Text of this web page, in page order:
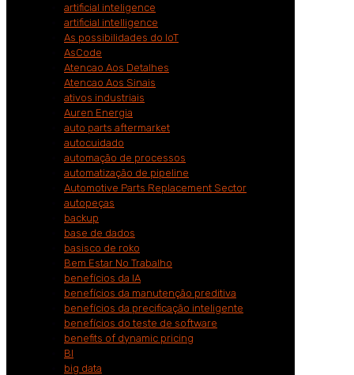
artificial inteligence
artificial intelligence
As possibilidades do IoT
AsCode
Atencao Aos Detalhes
Atencao Aos Sinais
ativos industriais
Auren Energia
auto parts aftermarket
autocuidado
automação de processos
automatização de pipeline
Automotive Parts Replacement Sector
autopeças
backup
base de dados
basisco de roko
Bem Estar No Trabalho
benefícios da IA
benefícios da manutenção preditiva
benefícios da precificação inteligente
benefícios do teste de software
benefits of dynamic pricing
BI
big data